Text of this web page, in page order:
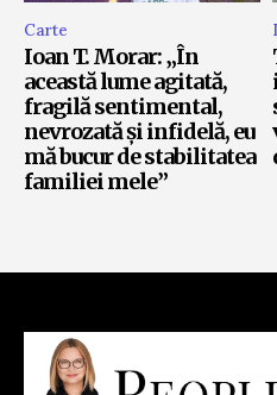
Carte
Ioan T. Morar: „În
această lume agitată,
fragilă sentimental,
nevrozată și infidelă, eu
mă bucur de stabilitatea
familiei mele”